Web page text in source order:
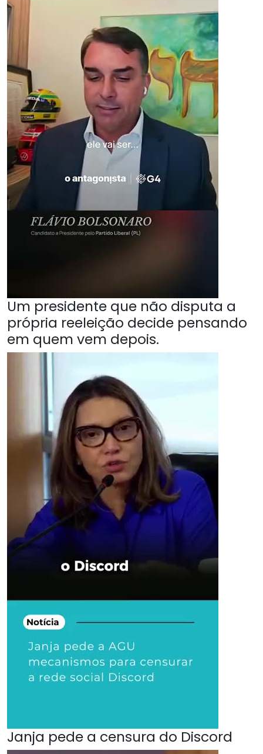
Um presidente que não disputa a
própria reeleição decide pensando
em quem vem depois.
Janja pede a censura do Discord